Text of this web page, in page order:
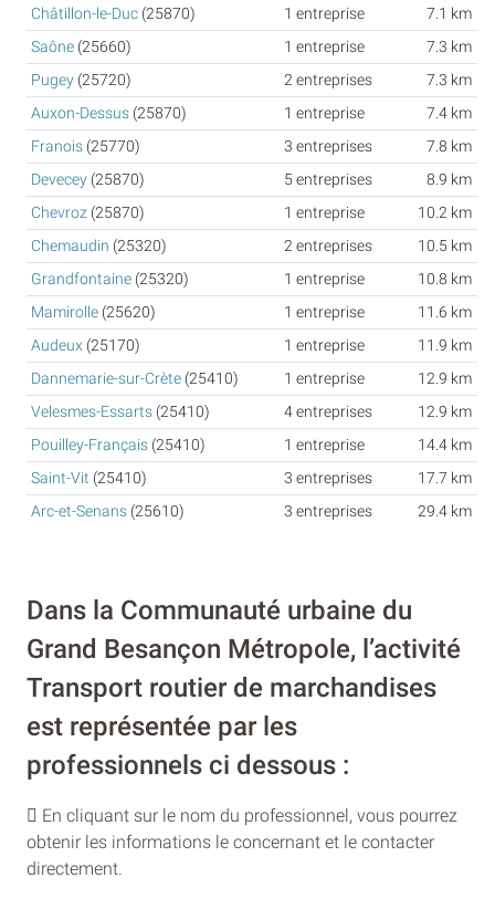
Châtillon-le-Duc (25870) 1 entreprise
7.1 km
Saône (25660) 1 entreprise
7.3 km
Pugey (25720) 2 entreprises
7.3 km
Auxon-Dessus (25870) 1 entreprise
7.4 km
Franois (25770) 3 entreprises
7.8 km
Devecey (25870) 5 entreprises
8.9 km
Chevroz (25870) 1 entreprise
10.2 km
Chemaudin (25320) 2 entreprises
10.5 km
Grandfontaine (25320) 1 entreprise
10.8 km
Mamirolle (25620) 1 entreprise
11.6 km
Audeux (25170) 1 entreprise
11.9 km
Dannemarie-sur-Crète (25410) 1 entreprise
12.9 km
Velesmes-Essarts (25410) 4 entreprises
12.9 km
Pouilley-Français (25410) 1 entreprise
14.4 km
Saint-Vit (25410) 3 entreprises
17.7 km
Arc-et-Senans (25610) 3 entreprises 29.4 km
Dans la Communauté urbaine du
Grand Besançon Métropole, l’activité
Transport routier de marchandises
est représentée par les
professionnels ci dessous :
En cliquant sur le nom du professionnel, vous pourrez
obtenir les informations le concernant et le contacter
directement.